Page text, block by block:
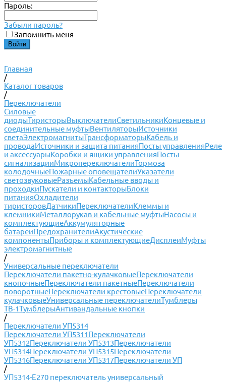
Пароль:
Забыли пароль?
Запомнить меня
Главная
/
Каталог товаров
/
Переключатели
Силовые
диодыТиристорыВыключателиСветильникиКонцевые и
соединительные муфтыВентиляторыИсточники
светаЭлектромагнитыТрансформаторыКабель и
проводаИсточники и защита питанияПосты управленияРеле
и аксессуарыКоробки и ящики управленияПосты
сигнализацииМикропереключателиТормоза
колодочныеПожарные оповещателиУказатели
светозвуковыеРазъемыКабельные вводы и
проходкиПускатели и контакторыБлоки
питанияОхладители
тиристоровДатчикиПереключателиКлеммы и
клемникиМеталлорукав и кабельные муфтыНасосы и
комплектующиеАккумуляторные
батареиПредохранителиАкустические
компонентыПриборы и комплектующиеДисплеиМуфты
электромагнитные
/
Универсальные переключатели
Переключатели пакетно-кулачковыеПереключатели
кнопочныеПереключатели пакетныеПереключатели
поворотныеПереключатели крестовыеПереключатели
кулачковыеУниверсальные переключателиТумблеры
ТВ-1ТумблерыАнтивандальные кнопки
/
Переключатели УП5314
Переключатели УП5311Переключатели
УП5312Переключатели УП5313Переключатели
УП5314Переключатели УП5315Переключатели
УП5316Переключатели УП5317Переключатели УП
/
УП5314-Е270 переключатель универсальный